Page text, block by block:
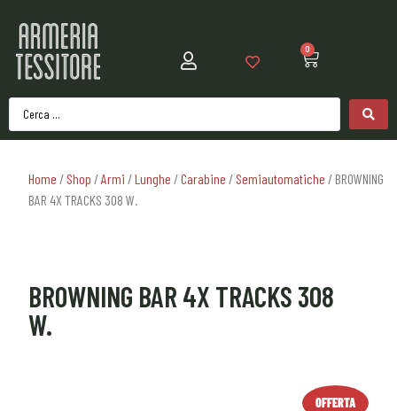
0
Home / Shop /Armi /Lunghe /Carabine / Semiautomatiche / BROWNING
BAR 4X TRACKS 308 W.
BROWNING BAR 4X TRACKS 308
W.
OFFERTA